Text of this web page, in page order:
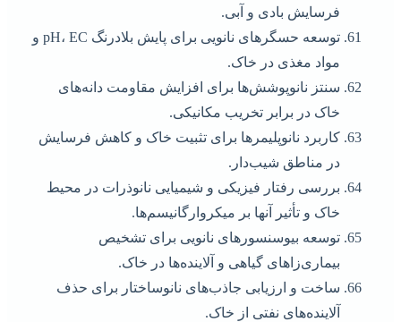
فرسایش بادی و آبی.
توسعه حسگرهای نانویی برای پایش بلادرنگ pH، EC و
مواد مغذی در خاک.
سنتز نانوپوشش‌ها برای افزایش مقاومت دانه‌های
خاک در برابر تخریب مکانیکی.
کاربرد نانوپلیمرها برای تثبیت خاک و کاهش فرسایش
در مناطق شیب‌دار.
بررسی رفتار فیزیکی و شیمیایی نانوذرات در محیط
خاک و تأثیر آنها بر میکروارگانیسم‌ها.
توسعه بیوسنسورهای نانویی برای تشخیص
بیماری‌زاهای گیاهی و آلاینده‌ها در خاک.
ساخت و ارزیابی جاذب‌های نانوساختار برای حذف
آلاینده‌های نفتی از خاک.